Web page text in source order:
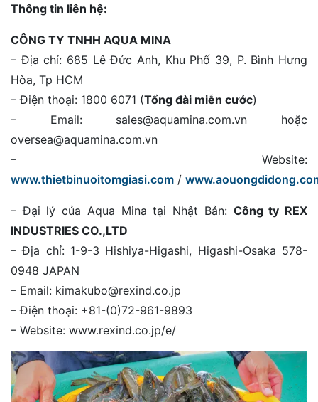
Thông tin liên hệ:
CÔNG TY TNHH AQUA MINA
– Địa chỉ: 685 Lê Đức Anh, Khu Phố 39, P. Bình Hưng
Hòa, Tp HCM
– Điện thoại: 1800 6071 (Tổng đài miễn cước)
– Email: sales@aquamina.com.vn hoặc
oversea@aquamina.com.vn
– Website:
www.thietbinuoitomgiasi.com /
– Đại lý của Aqua Mina tại Nhật Bản: Công ty REX
INDUSTRIES CO.,LTD
– Địa chỉ: 1-9-3 Hishiya-Higashi, Higashi-Osaka 578-
0948 JAPAN
– Email: kimakubo@rexind.co.jp
– Điện thoại: +81-(0)72-961-9893
– Website: www.rexind.co.jp/e/